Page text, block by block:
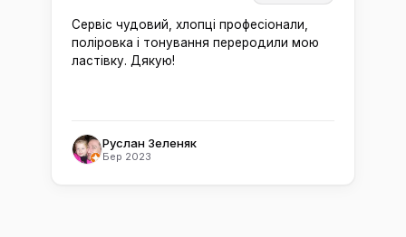
Сервіс чудовий, хлопці професіонали,
поліровка і тонування переродили мою
ластівку. Дякую!
Руслан Зеленяк
Бер 2023